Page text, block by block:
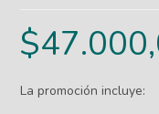
$
La promoción incluye: